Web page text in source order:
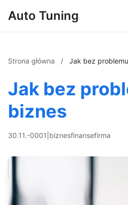
Auto Tuning
Strona główna / Jak bez
Jak bez
biznes
30.11.-0001 biznesfinansefirma